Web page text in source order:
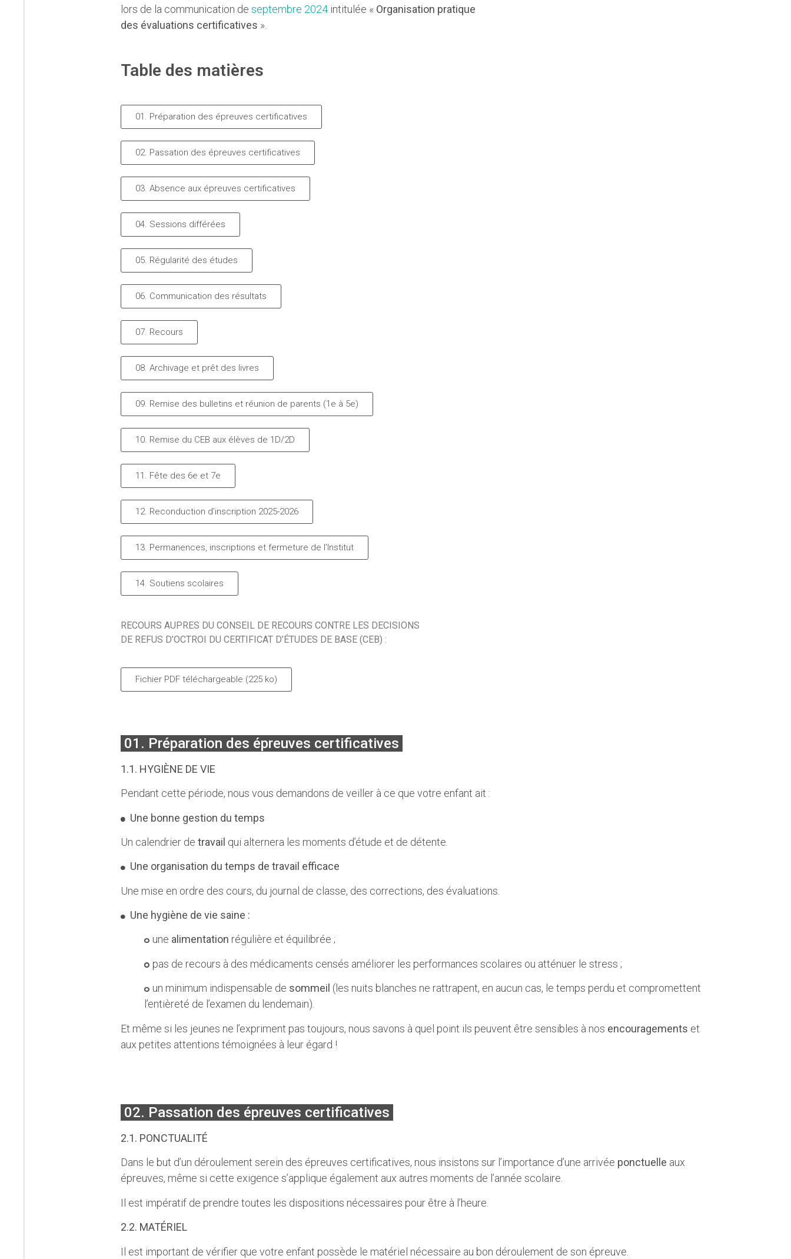
lors de la communication de septembre 2024intitulée « Organisation pratique
des évaluations certificatives ».
Table des matières
01. Préparation des épreuves certificatives
02. Passation des épreuves certificatives
03. Absence aux épreuves certificatives
04. Sessions différées
05. Régularité des études
06. Communication des résultats
07. Recours
08. Archivage et prêt des livres
09. Remise des bulletins et réunion de parents (1e à 5e)
10. Remise du CEB aux élèves de 1D/2D
11. Fête des 6e et 7e
12. Reconduction d’inscription 2025-2026
13. Permanences, inscriptions et fermeture de l’Institut
14. Soutiens scolaires
RECOURS AUPRES DU CONSEIL DE RECOURS CONTRE LES DECISIONS
DE REFUS D’OCTROI DU CERTIFICAT D’ÉTUDES DE BASE (CEB) :
Fichier PDF téléchargeable (225 ko)
01. Préparation des épreuves certificatives
1.1. HYGIÈNE DE VIE
Pendant cette période, nous vous demandons de veiller à ce que votre enfant ait :
Une bonne gestion du temps
Un calendrier de travail qui alternera les moments d’étude et de détente.
Une organisation du temps de travail efficace
Une mise en ordre des cours, du journal de classe, des corrections, des évaluations.
Une hygiène de vie saine :
une alimentation régulière et équilibrée ;
pas de recours à des médicaments censés améliorer les performances scolaires ou atténuer le stress ;
un minimum indispensable de sommeil (les nuits blanches ne rattrapent, en aucun cas, le temps perdu et compromettent
l’entièreté de l’examen du lendemain).
Et même si les jeunes ne l’expriment pas toujours, nous savons à quel point ils peuvent être sensibles à nos encouragements et
aux petites attentions témoignées à leur égard !
02. Passation des épreuves certificatives
2.1. PONCTUALITÉ
Dans le but d’un déroulement serein des épreuves certificatives, nous insistons sur l’importance d’une arrivée ponctuelle aux
épreuves, même si cette exigence s’applique également aux autres moments de l’année scolaire.
Il est impératif de prendre toutes les dispositions nécessaires pour être à l’heure.
2.2. MATÉRIEL
Il est important de vérifier que votre enfant possède le matériel nécessaire au bon déroulement de son épreuve.